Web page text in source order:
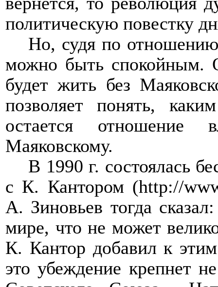
политическую повестку
Но, судя по отношению
можно быть спокойным.
будет жить без
позволяет понять,
остается отношение
Маяковскому.
В 1990 г. состоялась
с К. Кантором (http://
А. Зиновьев тогда
мире, что не может
К. Кантор добавил к
это убеждение крепнет